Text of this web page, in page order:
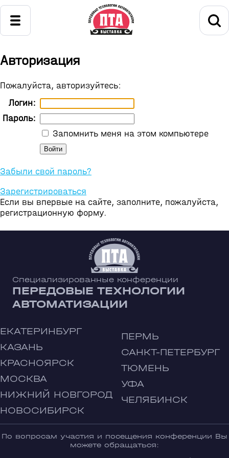
Авторизация
Пожалуйста, авторизуйтесь:
Логин:
Пароль:
Запомнить меня на этом компьютере
Забыли свой пароль?
Зарегистрироваться
Если вы впервые на сайте, заполните, пожалуйста,
регистрационную форму.
Специализированные конференции
ПЕРЕДОВЫЕ ТЕХНОЛОГИИ
АВТОМАТИЗАЦИИ
ЕКАТЕРИНБУРГ
КАЗАНЬ
КРАСНОЯРСК
МОСКВА
НИЖНИЙ НОВГОРОД
НОВОСИБИРСК
ПЕРМЬ
САНКТ-ПЕТЕРБУРГ
ТЮМЕНЬ
УФА
ЧЕЛЯБИНСК
По вопросам участия и посещения конференции Вы
можете обращаться: